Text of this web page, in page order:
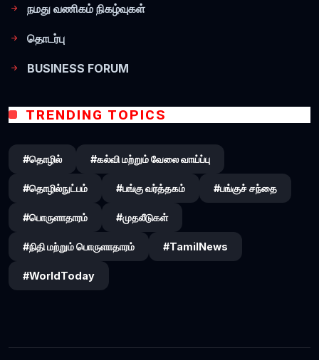
நமது வணிகம் நிகழ்வுகள்
தொடர்பு
BUSINESS FORUM
TRENDING TOPICS
#தொழில் #கல்வி மற்றும் வேலை வாய்ப்பு
#தொழில்நுட்பம் #பங்கு வர்த்தகம் #பங்குச் சந்தை
#பொருளாதாரம் #முதலீடுகள்
#நிதி மற்றும் பொருளாதாரம் #TamilNews
#WorldToday